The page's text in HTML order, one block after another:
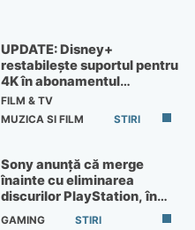
UPDATE: Disney+
restabilește suportul pentru
4K în abonamentul
Premium
FILM & TV
MUZICA SI FILM
STIRI
Sony anunță că merge
înainte cu eliminarea
discurilor PlayStation, în
ciuda protestelor
GAMING STIRI